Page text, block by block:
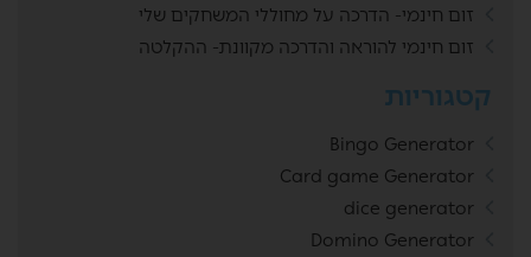
זום חינמי- הדרכה על מחוללי המשחקים שלי
זום חינמי להוראה והדרכה מקוונת- ההקלטה
קטגוריות
Bingo Generator
Card game Generator
dice generator
Domino Generator